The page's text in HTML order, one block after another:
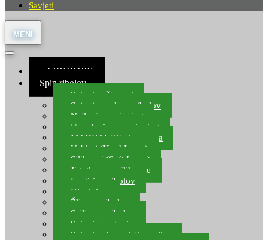
Savjeti
≡ IZBORNIK
Spin ribolov
Spinning štapovi
Spinning role za ribolov
Najloni za spinning
Upredenice za spinning
MADCAT Ribolov soma
Vobleri (Hard Lures)
Silikonci (Soft Lures)
Jig glave za silikonce
Leptiri za ribolov
Glavinjare
Žlice za ribolov
Sajlice za ribolov
Spinning setovi
Spinning kompleti varalica